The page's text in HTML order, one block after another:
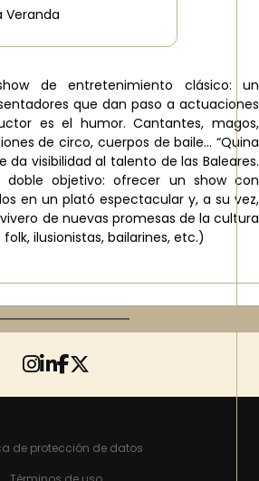
Veranda
de entretenimiento clásico: un
que dan paso a actuaciones
es el humor. Cantantes, magos,
de circo, cuerpos de baile... “Quina
da visibilidad al talento de las Baleares.
objetivo: ofrecer un show con
en un plató espectacular y, a su vez,
de nuevas promesas de la cultura
ilusionistas, bailarines, etc.)
de protección de datos